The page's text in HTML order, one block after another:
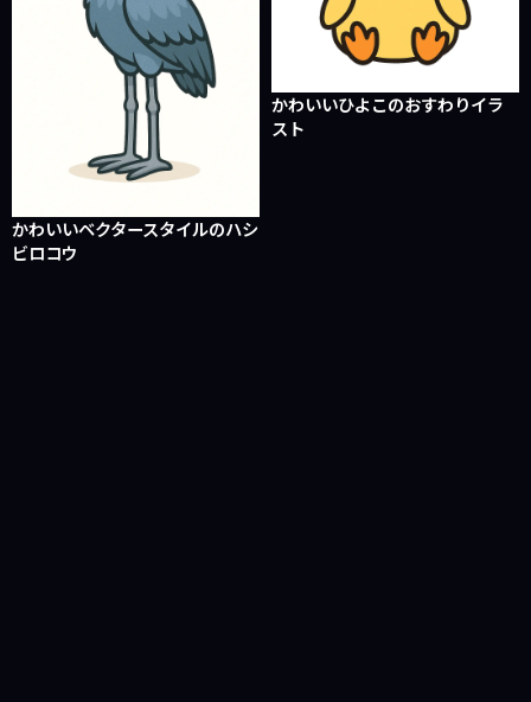
かわいいベクタースタイルのハシ
ビロコウ
かわいいひよこのおすわりイラ
スト